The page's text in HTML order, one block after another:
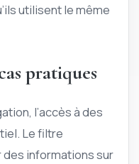
utilisent le même
pratiques
l’accès à des
Le filtre
informations sur